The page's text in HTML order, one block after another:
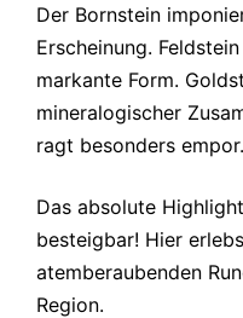
Der Bornstein
Erscheinung.
markante Form.
mineralogischer
ragt besonders empor.
Das absolute
besteigbar! Hier
atemberaubenden
Region.